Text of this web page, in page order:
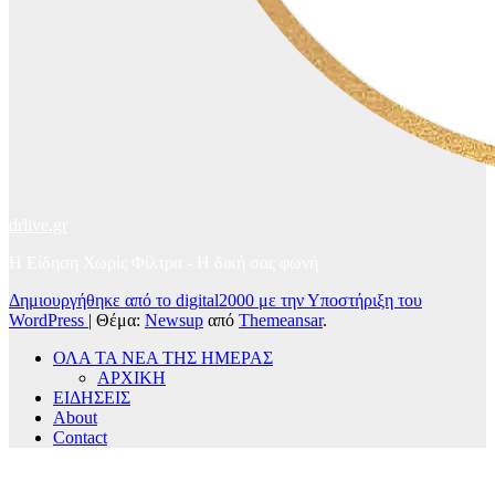
Δημιουργήθηκε από το digital2000 με την Υποστήριξη του
WordPress | Θέμα: Newsup από Themeansar.
ΟΛΑ ΤΑ ΝΕΑ ΤΗΣ ΗΜΕΡΑΣ
ΑΡΧΙΚΗ
ΕΙΔΗΣΕΙΣ
About
Contact